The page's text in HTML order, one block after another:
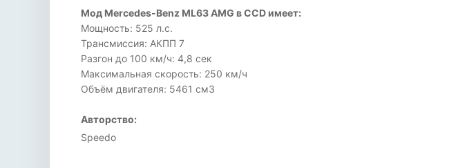
Мод Mercedes-Benz ML63 AMG в CCD имеет:
Мощность: 525 л.с.
Трансмиссия: АКПП 7
Разгон до 100 км/ч: 4,8 сек
Максимальная скорость: 250 км/ч
Объём двигателя: 5461 см3
Авторство:
Speedo